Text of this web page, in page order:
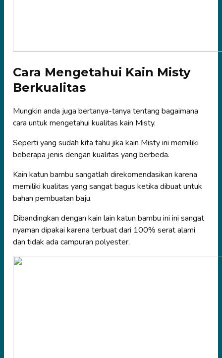
Cara Mengetahui Kain Misty
Berkualitas
Mungkin anda juga bertanya-tanya tentang bagaimana
cara untuk mengetahui kualitas kain Misty.
Seperti yang sudah kita tahu jika kain Misty ini memiliki
beberapa jenis dengan kualitas yang berbeda.
Kain katun bambu sangatlah direkomendasikan karena
memiliki kualitas yang sangat bagus ketika dibuat untuk
bahan pembuatan baju.
Dibandingkan dengan kain lain katun bambu ini ini sangat
nyaman dipakai karena terbuat dari 100% serat alami
dan tidak ada campuran polyester.